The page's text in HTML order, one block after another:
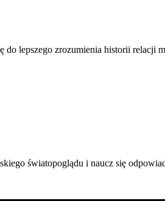
do lepszego zrozumienia historii relacji
światopoglądu i naucz się